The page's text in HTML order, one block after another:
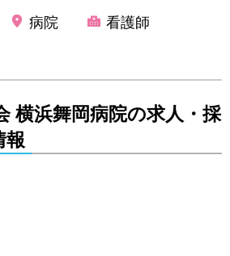
病院
看護師
横浜舞岡病院の求人・採
報